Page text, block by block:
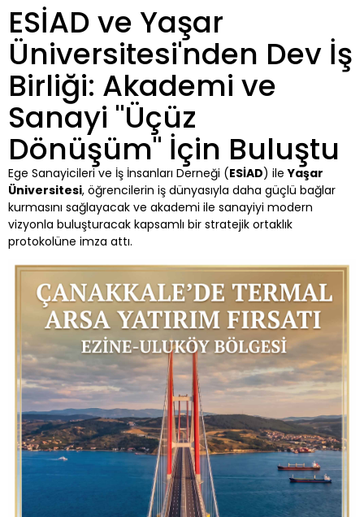
ESİAD ve Yaşar
Üniversitesi'nden Dev İş
Birliği: Akademi ve
Sanayi "Üçüz
Dönüşüm" İçin Buluştu
Ege Sanayicileri ve İş İnsanları Derneği (ESİAD) ileYaşar
Üniversitesi, öğrencilerin iş dünyasıyla daha güçlü bağlar
kurmasını sağlayacak ve akademi ile sanayiyi modern
vizyonla buluşturacak kapsamlı bir stratejik ortaklık
protokolüne imza attı.